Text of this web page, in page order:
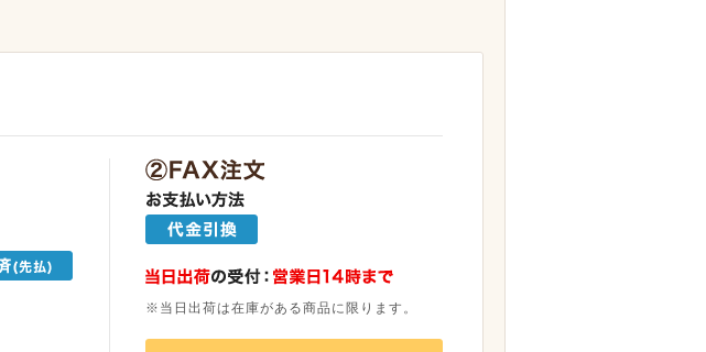
※当日出荷は在庫がある商品に限ります。